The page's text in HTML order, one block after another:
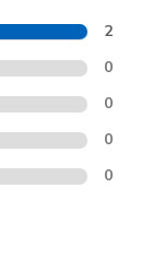
2
0
0
0
0